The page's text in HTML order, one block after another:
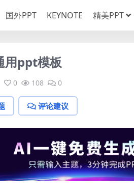
国外PPT KEYNOTE 精美PPT
用ppt模板
0 108 0
评论建议